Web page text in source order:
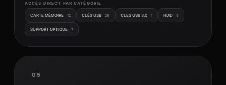
ACCÈS DIRECT PAR CATÉGORIE
CARTE MÉMOIRE 12 CLÉS USB 29 CLES USB 3.0 1 HDD 9
SUPPORT OPTIQUE 7
05